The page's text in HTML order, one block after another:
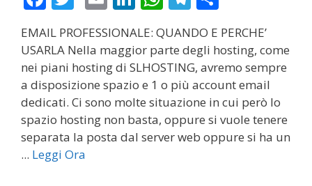
ac
e
b
o
o
k
w
itt
er
m
ai
l
n
k
e
dI
n
h
at
s
A
p
p
el
e
gr
a
m
h
ar
e
EMAIL PROFESSIONALE: QUANDO E PERCHE’
USARLA Nella maggior parte degli hosting, come
nei piani hosting di SLHOSTING, avremo sempre
a disposizione spazio e 1 o più account email
dedicati. Ci sono molte situazione in cui però lo
spazio hosting non basta, oppure si vuole tenere
separata la posta dal server web oppure si ha un
... Leggi Ora